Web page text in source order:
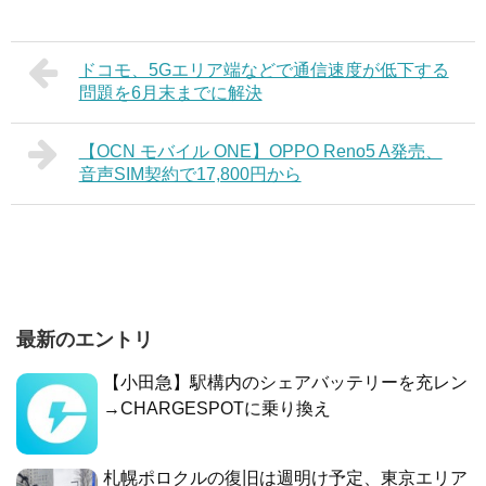
ドコモ、5Gエリア端などで通信速度が低下する
問題を6月末までに解決
【OCN モバイル ONE】OPPO Reno5 A発売、
音声SIM契約で17,800円から
最新のエントリ
【小田急】駅構内のシェアバッテリーを充レン
→CHARGESPOTに乗り換え
札幌ポロクルの復旧は週明け予定、東京エリア